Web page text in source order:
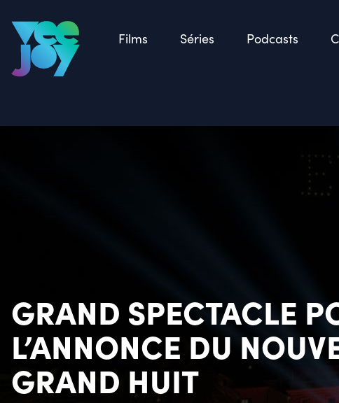
Films Séries Podcasts
GRAND SPECTACLE
L’ANNONCE DU
GRAND HUIT
Retour